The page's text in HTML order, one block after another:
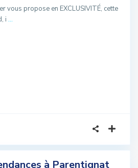
vous propose en EXCLUSIVITÉ, cette
i ...
à Parentignat